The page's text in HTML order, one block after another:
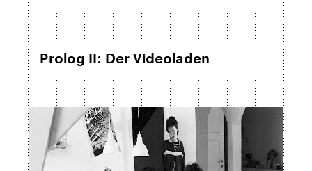
Prolog II: Der Videoladen